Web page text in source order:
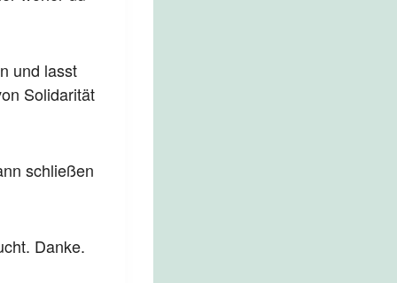
und lasst
Solidarität
schließen
Danke.